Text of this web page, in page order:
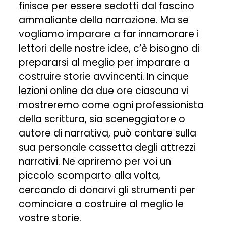
finisce per essere sedotti dal fascino
ammaliante della narrazione. Ma se
vogliamo imparare a far innamorare i
lettori delle nostre idee, c’è bisogno di
prepararsi al meglio per imparare a
costruire storie avvincenti. In cinque
lezioni online da due ore ciascuna vi
mostreremo come ogni professionista
della scrittura, sia sceneggiatore o
autore di narrativa, può contare sulla
sua personale cassetta degli attrezzi
narrativi. Ne apriremo per voi un
piccolo scomparto alla volta,
cercando di donarvi gli strumenti per
cominciare a costruire al meglio le
vostre storie.